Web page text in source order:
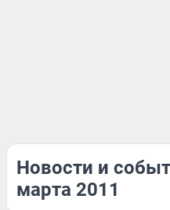
Новости и
марта 2011